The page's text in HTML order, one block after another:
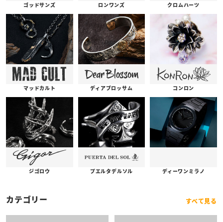
ゴッドサンズ ロンワンズ クロムハーツ
マッドカルト ディアブロッサム コンロン
ジゴロウ プエルタデルソル ディーワンミラノ
カテゴリー すべて見る